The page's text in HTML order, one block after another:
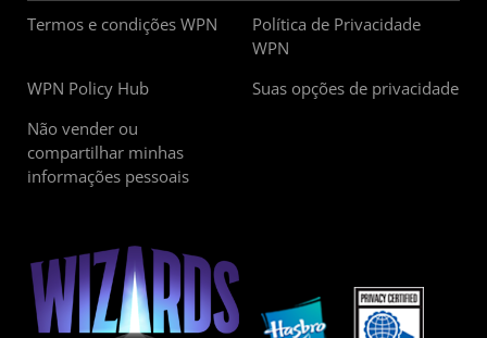
Termos e condições WPN
Política de Privacidade
WPN
WPN Policy Hub
Suas opções de privacidade
Não vender ou
compartilhar minhas
informações pessoais